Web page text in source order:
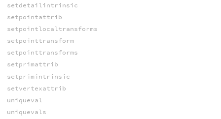
setdetailintrinsic
setpointattrib
setpointlocaltransforms
setpointtransform
setpointtransforms
setprimattrib
setprimintrinsic
setvertexattrib
uniqueval
uniquevals